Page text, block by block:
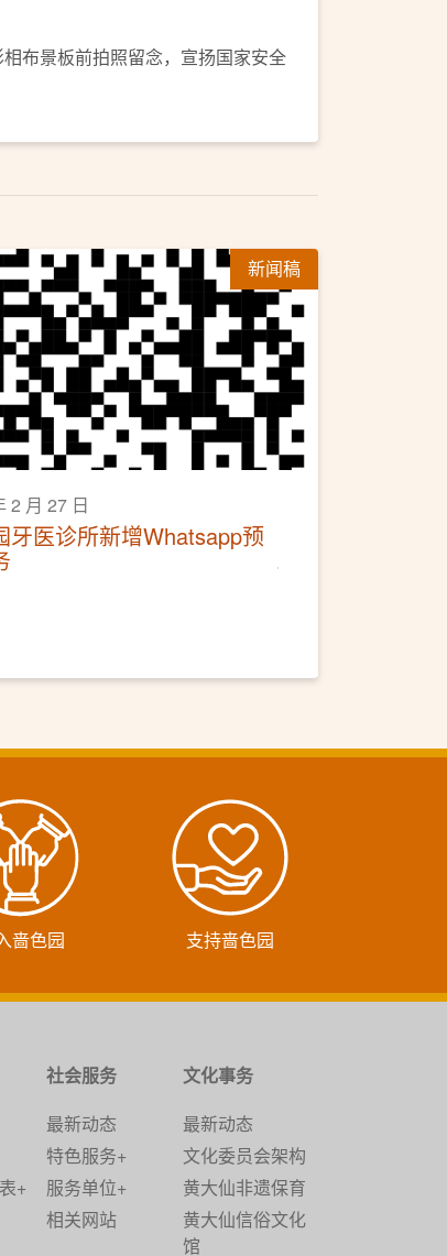
布景板前拍照留念，宣扬国家安全
新闻稿
2 月 27 日
牙医诊所新增Whatsapp预
啬色园 支持啬色园
+
社会服务
最新动态
特色服务+
服务单位+
相关网站
文化事务
最新动态
文化委员会架构
黄大仙非遗保育
黄大仙信俗文化
馆